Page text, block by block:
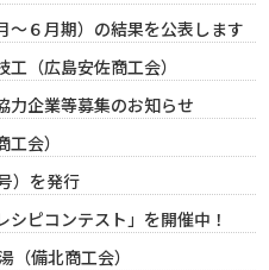
～６月期）の結果を公表します
（広島安佐商工会）
力企業等募集のお知らせ
会）
）を発行
ピコンテスト」を開催中！
（備北商工会）